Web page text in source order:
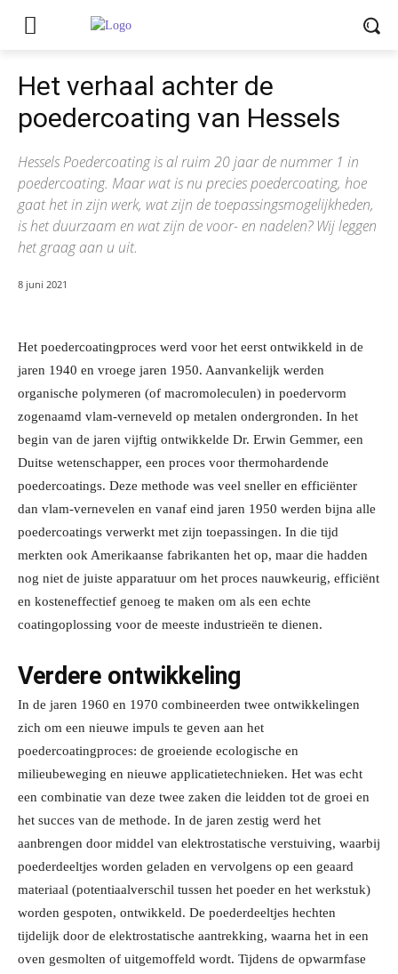
Het verhaal achter de
poedercoating van Hessels
Hessels Poedercoating is al ruim 20 jaar de nummer 1 in
poedercoating. Maar wat is nu precies poedercoating, hoe
gaat het in zijn werk, wat zijn de toepassingsmogelijkheden,
is het duurzaam en wat zijn de voor- en nadelen? Wij leggen
het graag aan u uit.
8 juni 2021
Het poedercoatingproces werd voor het eerst ontwikkeld in de
jaren 1940 en vroege jaren 1950. Aanvankelijk werden
organische polymeren (of macromoleculen) in poedervorm
zogenaamd vlam-verneveld op metalen ondergronden. In het
begin van de jaren vijftig ontwikkelde Dr. Erwin Gemmer, een
Duitse wetenschapper, een proces voor thermohardende
poedercoatings. Deze methode was veel sneller en efficiënter
dan vlam-vernevelen en vanaf eind jaren 1950 werden bijna alle
poedercoatings verwerkt met zijn toepassingen. In die tijd
merkten ook Amerikaanse fabrikanten het op, maar die hadden
nog niet de juiste apparatuur om het proces nauwkeurig, efficiënt
en kosteneffectief genoeg te maken om als een echte
coatingoplossing voor de meeste industrieën te dienen.
Verdere ontwikkeling
In de jaren 1960 en 1970 combineerden twee ontwikkelingen
zich om een nieuwe impuls te geven aan het
poedercoatingproces: de groeiende ecologische en
milieubeweging en nieuwe applicatietechnieken. Het was echt
een combinatie van deze twee zaken die leidden tot de groei en
het succes van de methode. In de jaren zestig werd het
aanbrengen door middel van elektrostatische verstuiving, waarbij
poederdeeltjes worden geladen en vervolgens op een geaard
materiaal (potentiaalverschil tussen het poeder en het werkstuk)
worden gespoten, ontwikkeld. De poederdeeltjes hechten
tijdelijk door de elektrostatische aantrekking, waarna het in een
oven gesmolten of uitgemoffeld wordt. Tijdens de opwarmfase